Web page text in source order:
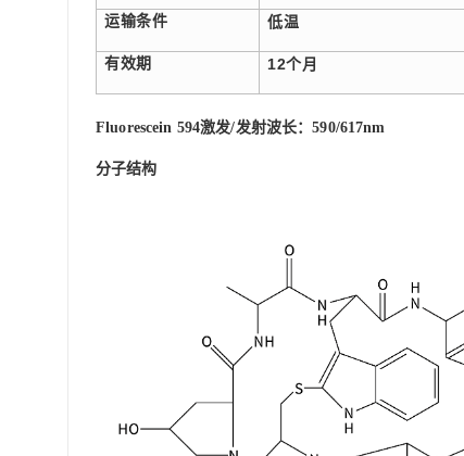
运输条件 低温
有效期 12个月
Fluorescein 594激发/发射波长：590/617nm
分子结构